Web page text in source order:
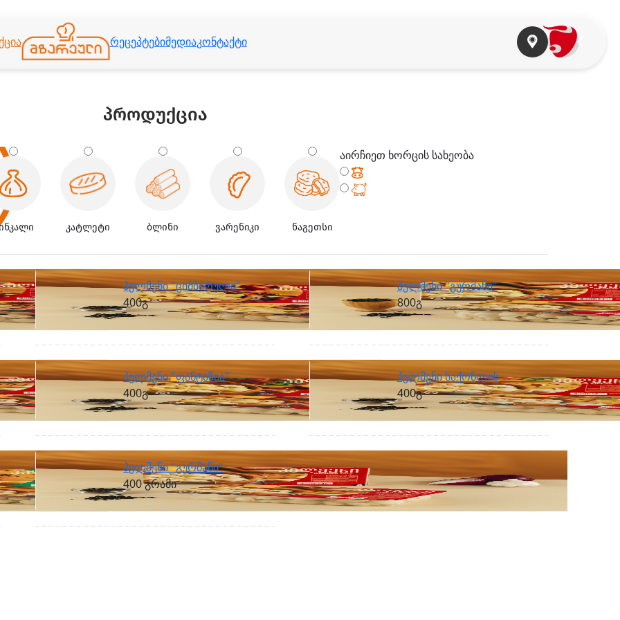
რეცეპტებიმედიაკონტაქტი
პროდუქცია
კატლეტი ბლინი ვარენიკი ნაგეთსი
აირჩიეთ ხორცის სახეობა
პელმენი "ციმბირული"
400გ
პელმენი "გურმანი"
800გ
პელმენი "ფანტაზია"
400გ
პელმენი საქონლის
400გ
პელმენი "გურმანი"
400 გრამი